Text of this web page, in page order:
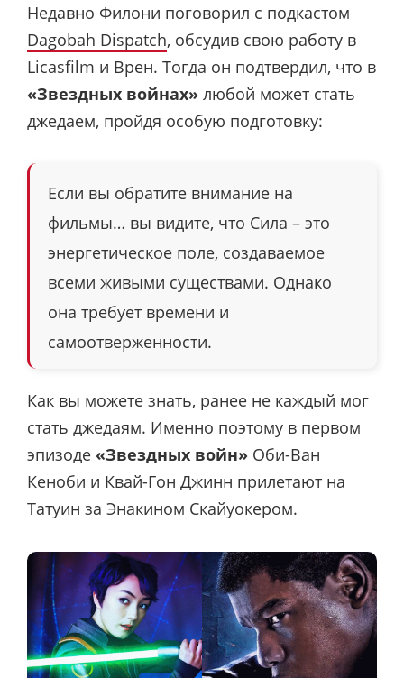
Недавно Филони поговорил с подкастом
Dagobah Dispatch, обсудив свою работу в
Licasfilm и Врен. Тогда он подтвердил, что в
«Звездных войнах» любой может стать
джедаем, пройдя особую подготовку:
Если вы обратите внимание на
фильмы… вы видите, что Сила – это
энергетическое поле, создаваемое
всеми живыми существами. Однако
она требует времени и
самоотверженности.
Как вы можете знать, ранее не каждый мог
стать джедаям. Именно поэтому в первом
эпизоде «Звездных войн» Оби-Ван
Кеноби и Квай-Гон Джинн прилетают на
Татуин за Энакином Скайуокером.